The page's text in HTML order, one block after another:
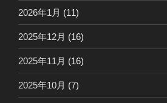
2026年1月 (11)
2025年12月 (16)
2025年11月 (16)
2025年10月 (7)